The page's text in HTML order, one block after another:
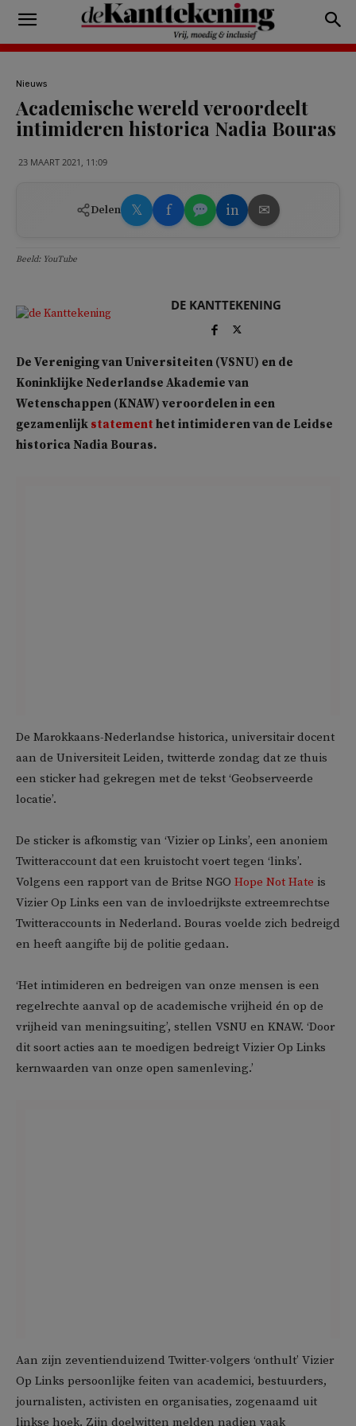
Nieuws
Academische wereld veroordeelt
intimideren historica Nadia Bouras
23 MAART 2021, 11:09
Delen 𝕏 f in ✉
Beeld: YouTube
DE KANTTEKENING
De Vereniging van Universiteiten (VSNU) en de
Koninklijke Nederlandse Akademie van
Wetenschappen (KNAW) veroordelen in een
gezamenlijk statement het intimideren van de Leidse
historica Nadia Bouras.
De Marokkaans-Nederlandse historica, universitair docent
aan de Universiteit Leiden, twitterde zondag dat ze thuis
een sticker had gekregen met de tekst ‘Geobserveerde
locatie’.
De sticker is afkomstig van ‘Vizier op Links’, een anoniem
Twitteraccount dat een kruistocht voert tegen ‘links’.
Volgens een rapport van de Britse NGO Hope Not Hate is
Vizier Op Links een van de invloedrijkste extreemrechtse
Twitteraccounts in Nederland. Bouras voelde zich bedreigd
en heeft aangifte bij de politie gedaan.
‘Het intimideren en bedreigen van onze mensen is een
regelrechte aanval op de academische vrijheid én op de
vrijheid van meningsuiting’, stellen VSNU en KNAW. ‘Door
dit soort acties aan te moedigen bedreigt Vizier Op Links
kernwaarden van onze open samenleving.’
Aan zijn zeventienduizend Twitter-volgers ‘onthult’ Vizier
Op Links persoonlijke feiten van academici, bestuurders,
journalisten, activisten en organisaties, zogenaamd uit
linkse hoek. Zijn doelwitten melden nadien vaak